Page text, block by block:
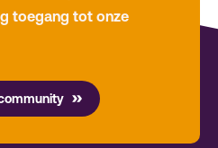
toegang tot onze